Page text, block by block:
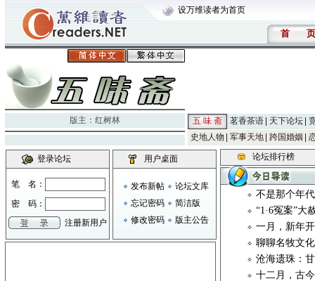
设万维读者为首页
首 页
版主： 红树林 五 味 斋 茗香茶语 天下论坛
史地人物
军事天地 跨国婚姻
登录论坛
笔 名：
密 码：
注册新用户
用户桌面
发布新帖
论坛文库
忘记密码
简洁版
修改密码
版主公告
论坛排行榜
不是那个年
“1·6冤案”大
一月，新年
聊聊名牧文
沧海遗珠：
十二月，古